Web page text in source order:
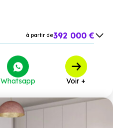
à partir de392 000 €
à partir de 869 000 €
Whatsapp Voir +